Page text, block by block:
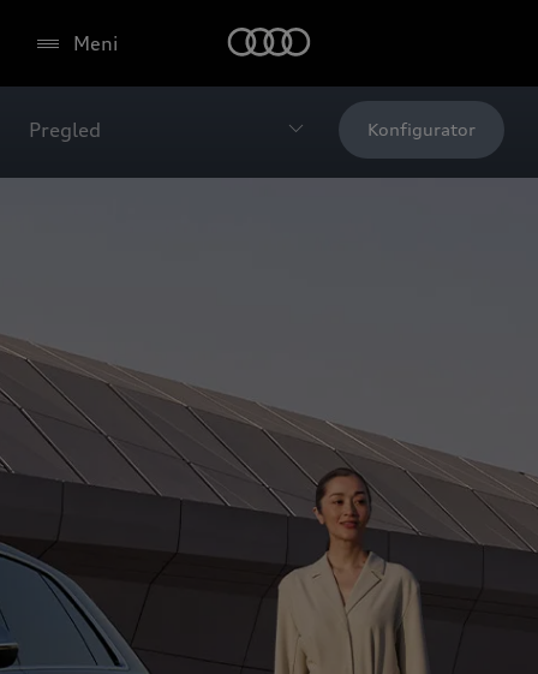
Meni
Pregled Konfigurator